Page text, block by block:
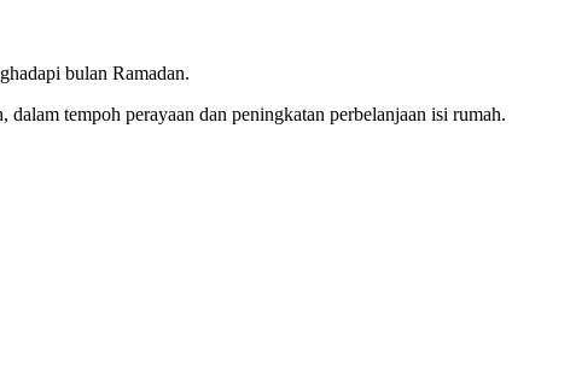
bulan Ramadan.
tempoh perayaan dan peningkatan perbelanjaan isi rumah.